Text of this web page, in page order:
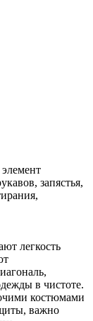
запястья,
легкость
в чистоте.
костюмами
важно